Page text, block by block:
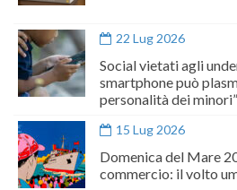
22 Lug 2026
Social vietati agli
smartphone può
personalità dei minori”
15 Lug 2026
Domenica del Mare
commercio: il volto